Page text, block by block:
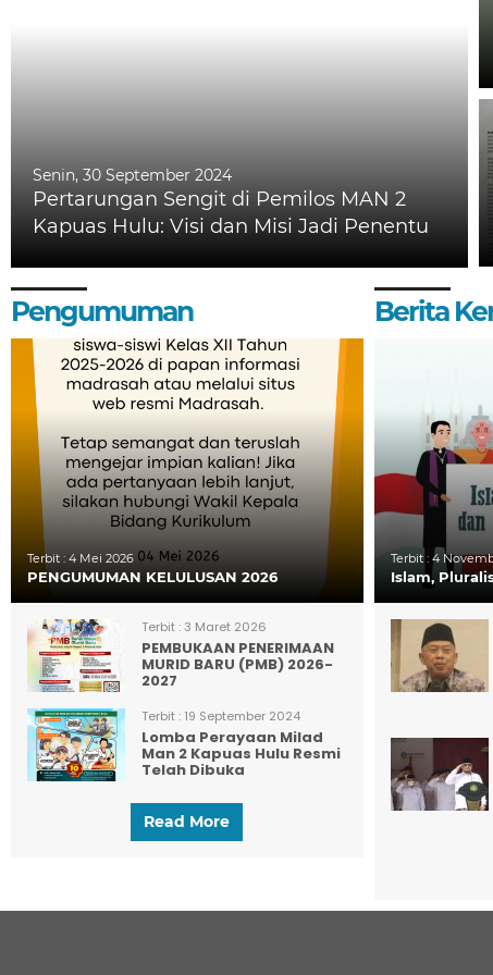
Senin, 30 September 2024
Pertarungan Sengit di Pemilos MAN 2
Kapuas Hulu: Visi dan Misi Jadi Penentu
Pengumuman
Terbit : 4 Mei 2026
PENGUMUMAN KELULUSAN 2026
Terbit : 3 Maret 2026
PEMBUKAAN PENERIMAAN
MURID BARU (PMB) 2026-
2027
Terbit : 19 September 2024
Lomba Perayaan Milad
Man 2 Kapuas Hulu Resmi
Telah Dibuka
Read More
Berita
Terbit :4
Islam,